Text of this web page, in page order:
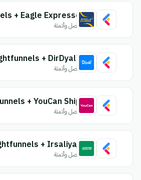
+ Eagle Expresse
اتصل وأتمتة
+ DirDyalk
اتصل وأتمتة
+ YouCan Ship
اتصل وأتمتة
+ Irsaliyat
اتصل وأتمتة